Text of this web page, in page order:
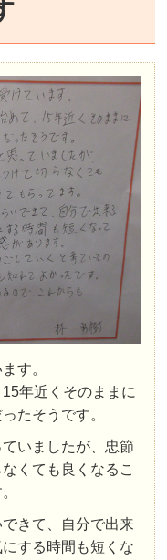
す。
年近くそのままに
たそうです。
いましたが、忠節
くても良くなるこ
きて、自分で出来
する時間も短くな